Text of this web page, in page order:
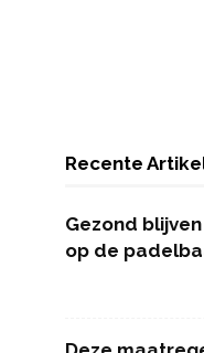
Recente
Gezond
op de